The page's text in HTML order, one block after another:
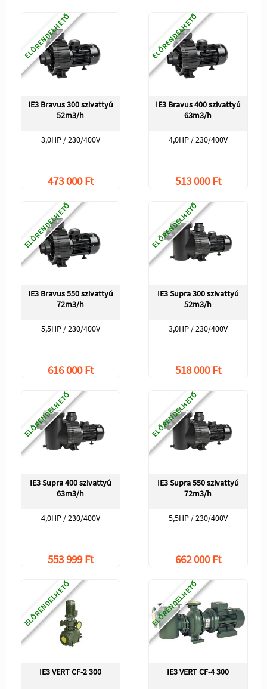
ELŐRENDELHETŐ
IE3 Bravus 300 szivattyú
52m3/h
3,0HP / 230/400V
473 000 Ft
ELŐRENDELHETŐ
IE3 Bravus 400 szivattyú
63m3/h
4,0HP / 230/400V
513 000 Ft
ELŐRENDELHETŐ
IE3 Bravus 550 szivattyú
72m3/h
5,5HP / 230/400V
616 000 Ft
ELŐRENDELHETŐ
IE3 Supra 300 szivattyú
52m3/h
3,0HP / 230/400V
518 000 Ft
ELŐRENDELHETŐ
IE3 Supra 400 szivattyú
63m3/h
4,0HP / 230/400V
553 999 Ft
ELŐRENDELHETŐ
IE3 Supra 550 szivattyú
72m3/h
5,5HP / 230/400V
662 000 Ft
ELŐRENDELHETŐ
IE3 VERT CF-2 300
ELŐRENDELHETŐ
IE3 VERT CF-4 300